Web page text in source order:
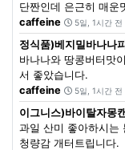
단짠인데 은근히 매운
caffeine
5일, 1시간 전
정식품)베지밀바나나
바나나와 땅콩버터맛
서 좋았습니다.
caffeine
5일, 1시간 전
이그니스)바이탈자몽
과일 산미 좋아하시는
청량감 개터트립니다.